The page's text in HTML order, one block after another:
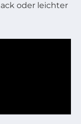
oder leichter